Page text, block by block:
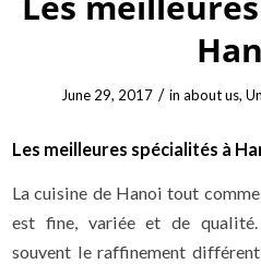
June 29, 2017 / in about us,
Les meilleures spécialités à
La cuisine de Hanoi tout
est fine, variée et de qualité.
souvent le raffinement différent